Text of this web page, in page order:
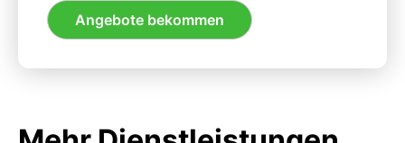
Angebote bekommen